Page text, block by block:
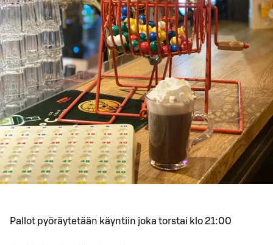
Pallot pyöräytetään käyntiin joka torstai klo 21:00